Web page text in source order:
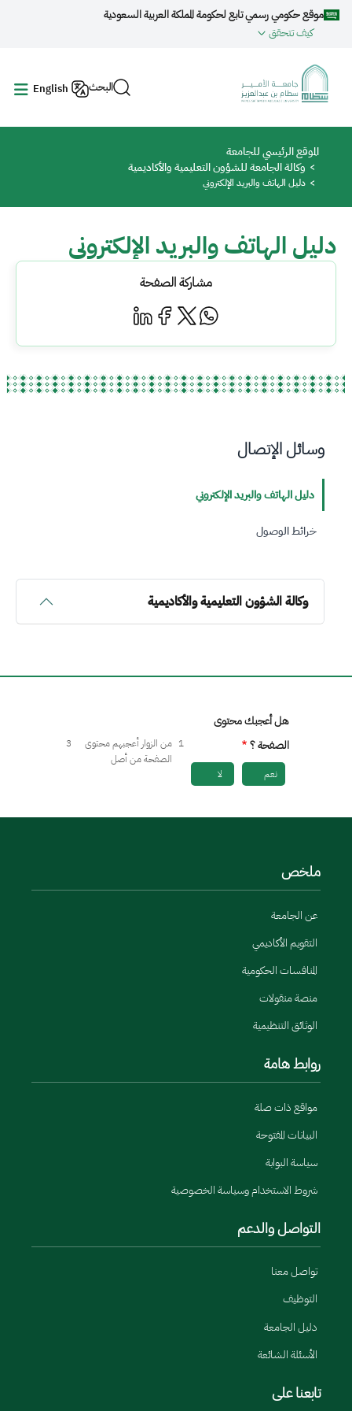
تجاوز إلى المحتوى الرئيسي
موقع حكومي رسمي تابع لحكومة المملكة العربية السعودية
كيف تتحقق
البحث English
مسار التنقل
الموقع الرئيسي للجامعة
وكالة الجامعة للشؤون التعليمية واﻷكاديمية
دليل الهاتف والبريد الإلكتروني
دليل الهاتف والبريد الإلكتروني
مشاركة الصفحة
وسائل الإتصال
دليل الهاتف والبريد الإلكتروني
خرائط الوصول
وكالة الشؤون التعليمية والأكاديمية
هل أعجبك محتوى
الصفحة ؟
نعم لا
1 من الزوار أعجبهم محتوى
الصفحة من أصل
3
ملخص
عن الجامعة
التقويم الأكاديمي
المنافسات الحكومية
منصة منقولات
الوثائق التنظيمية
روابط هامة
مواقع ذات صلة
البيانات المفتوحة
سياسة البوابة
شروط الاستخدام وسياسة الخصوصية
التواصل والدعم
تواصل معنا
التوظيف
دليل الجامعة
الأسئلة الشائعة
تابعنا على